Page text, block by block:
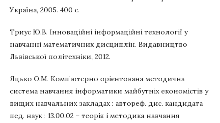
Україна, 2005. 400 с.
Триус Ю.В. Інноваційні інформаційні технології у
навчанні математичних дисциплін. Видавництво
Львівської політехніки, 2012.
Яцько О.М. Комп’ютерно орієнтована методична
система навчання інформатики майбутніх економістів у
вищих навчальних закладах : автореф. дис. кандидата
пед. наук : 13.00.02 – теорія і методика навчання